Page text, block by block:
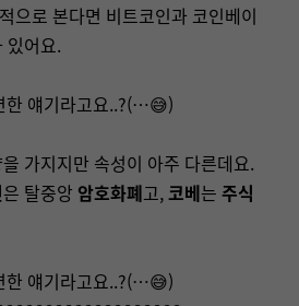
으로 본다면 비트코인과 코인베이
있어요.
한 얘기라고요..?(…😅)
가지지만 속성이 아주 다른데요.
은 탈중앙 암호화폐고,코베는 주식
한 얘기라고요..?(…😅)